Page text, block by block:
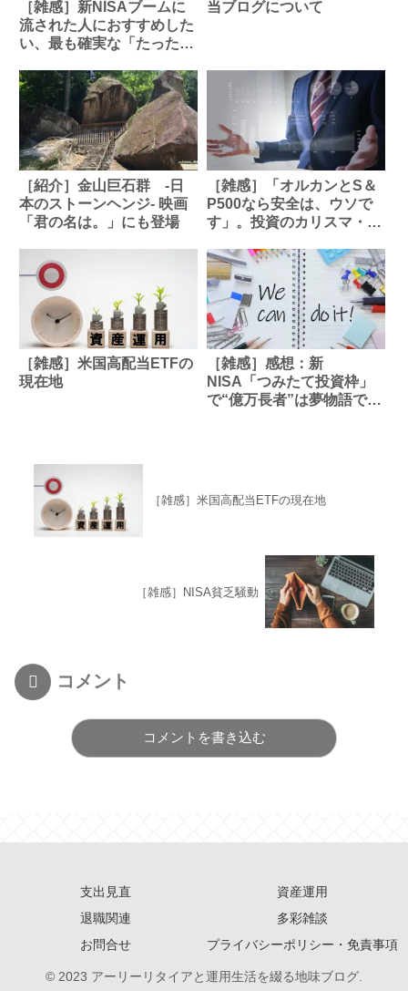
［雑感］新NISAブームに
流された人におすすめした
い、最も確実な「たった1
当ブログについて
［紹介］金山巨石群 -日
本のストーンヘンジ- 映画
「君の名は。」にも登場
［雑感］「オルカンとS＆
P500なら安全は、ウソで
す」。投資のカリスマ・中
代に知るべき“投資の本質”
［雑感］米国高配当ETFの
現在地
［雑感］感想：新
NISA「つみたて投資枠」
で“億万長者”は夢物語では
［雑感］米国高配当ETFの現在地
［雑感］NISA貧乏騒動
コメント
コメントを書き込む
支出見直
資産運用
退職関連
多彩雑談
お問合せ
プライバシーポリシー・免責事項
© 2023 アーリーリタイアと運用生活を綴る地味ブログ.